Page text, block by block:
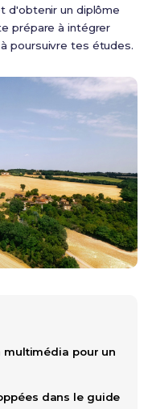
d'obtenir un diplôme
prépare à intégrer
poursuivre tes études.
pour un
dans le guide